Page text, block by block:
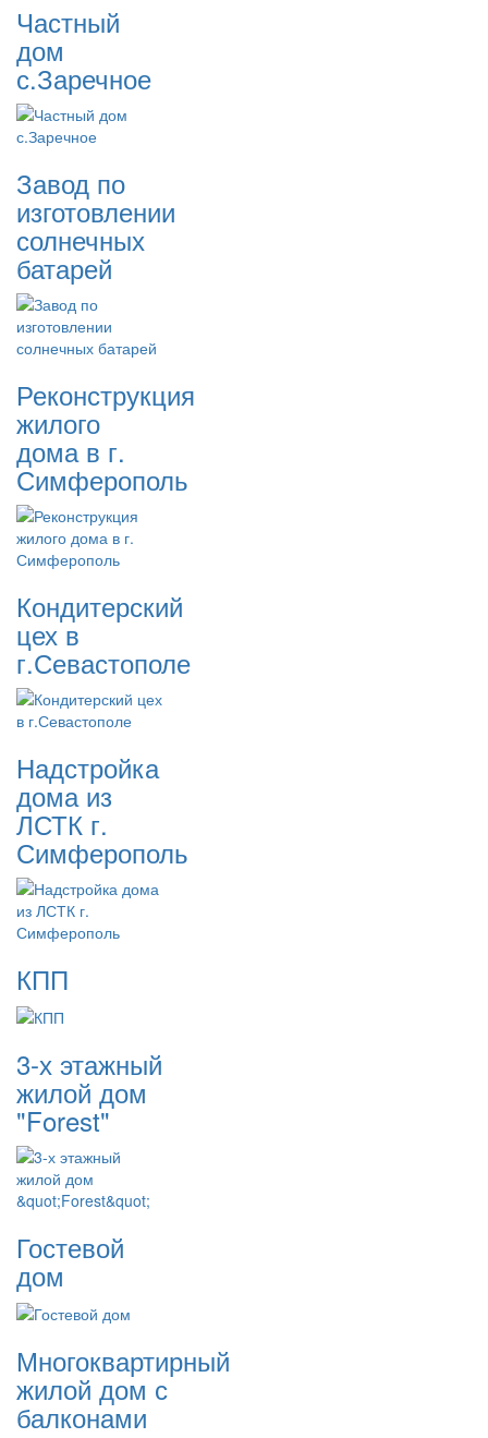
Частный
дом
с.Заречное
Завод по
изготовлении
солнечных
батарей
Реконструкция
жилого
дома в г.
Симферополь
Кондитерский
цех в
г.Севастополе
Надстройка
дома из
ЛСТК г.
Симферополь
КПП
3-х этажный
жилой дом
"Forest"
Гостевой
дом
Многоквартирный
жилой дом с
балконами